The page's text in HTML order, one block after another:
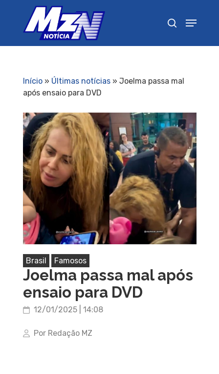
Início» Últimas notícias» Joelma passa mal
após ensaio para DVD
Brasil Famosos
Joelma passa mal após
ensaio para DVD
12/01/2025 | 14:08
Por Redação MZ